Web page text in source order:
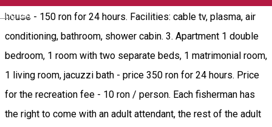
English
house - 150 ron for 24 hours. Facilities: cable tv, plasma, air
conditioning, bathroom, shower cabin. 3. Apartment 1 double
bedroom, 1 room with two separate beds, 1 matrimonial room,
1 living room, jacuzzi bath - price 350 ron for 24 hours. Price
for the recreation fee - 10 ron / person. Each fisherman has
the right to come with an adult attendant, the rest of the adult